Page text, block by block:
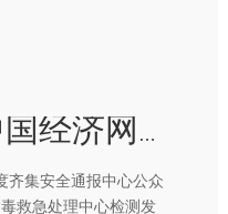
赌钱赚钱app中国经济网记者查询利用商店发现-赢钱的游戏软件·(中国)官方网站
齐集安全通报中心公众
救急处理中心检测发